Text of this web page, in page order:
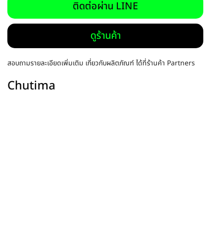
ติดต่อผ่าน LINE
ดูร้านค้า
สอบถามรายละเอียดเพิ่มเติม เกี่ยวกับผลิตภัณฑ์ ได้ที่ร้านค้า Partners
Chutima